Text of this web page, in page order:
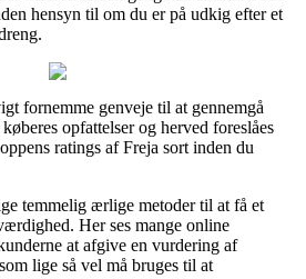
hensyn til om du er på udkig efter et
fornemme genveje til at gennemgå
opfattelser og herved foreslåes
ratings af Freja sort inden du
temmelig ærlige metoder til at få et
Her ses mange online
at afgive en vurdering af
lige så vel må bruges til at